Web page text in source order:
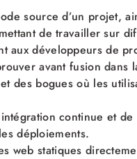
source d’un projet,
de travailler sur
aux développeurs de
avant fusion dans
des bogues où les
continue et
déploiements.
web statiques